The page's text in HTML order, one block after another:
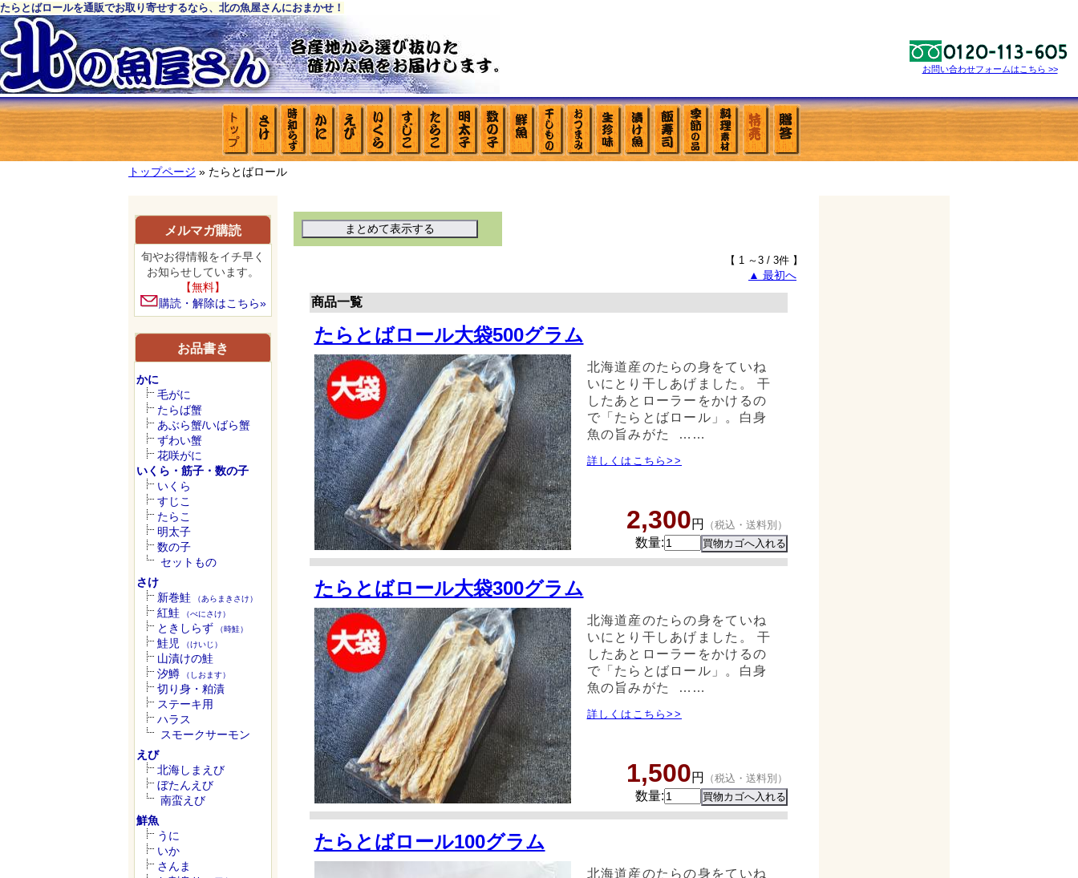
たらとばロールを通販でお取り寄せするなら、北の魚屋さんにおまかせ！
お問い合わせフォームはこちら >>
トップページ » たらとばロール
メルマガ購読
旬やお得情報をイチ早く
お知らせしています。
【無料】
購読・解除はこちら»
お品書き
かに
毛がに
たらば蟹
あぶら蟹/いばら蟹
ずわい蟹
花咲がに
いくら・筋子・数の子
いくら
すじこ
たらこ
明太子
数の子
セットもの
さけ
新巻鮭 （あらまきさけ）
紅鮭 （べにさけ）
ときしらず （時鮭）
鮭児 （けいじ）
山漬けの鮭
汐鱒 （しおます）
切り身・粕漬
ステーキ用
ハラス
スモークサーモン
えび
北海しまえび
ぼたんえび
南蛮えび
鮮魚
うに
いか
さんま
【 1 ～3 / 3件 】
▲ 最初へ
商品一覧
たらとばロール大袋500グラム
北海道産のたらの身をていね
いにとり干しあげました。 干
したあとローラーをかけるの
で「たらとばロール」。白身
魚の旨みがた ……
詳しくはこちら>>
2,300円 （税込・送料別）
数量:
たらとばロール大袋300グラム
北海道産のたらの身をていね
いにとり干しあげました。 干
したあとローラーをかけるの
で「たらとばロール」。白身
魚の旨みがた ……
詳しくはこちら>>
1,500円 （税込・送料別）
数量:
たらとばロール100グラム
北海道産のたらの身をていね